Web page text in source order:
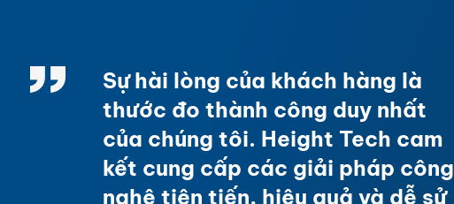
Sự hài lòng của khách hàng là
thước đo thành công duy nhất
của chúng tôi. Height Tech cam
kết cung cấp các giải pháp công
nghệ tiên tiến, hiệu quả và dễ sử